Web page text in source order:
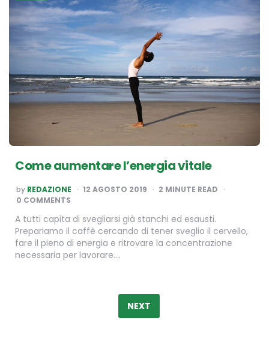
Come aumentare l’energia vitale
POSTED
BY
by REDAZIONE 12 AGOSTO 2019 2 MINUTE READ
0 COMMENTS
A tutti capita di svegliarsi già stanchi ed esausti.
Prepariamo il caffè cercando di tener sveglio il cervello,
fare il pieno di energia e ritrovare la concentrazione
necessaria per lavorare….
NEXT